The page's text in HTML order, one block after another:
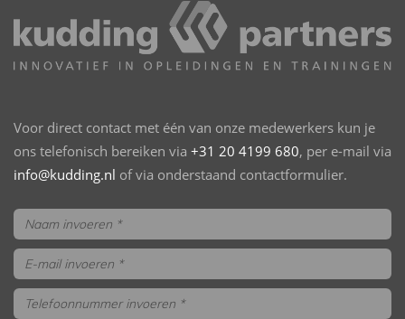
Voor direct contact met één van onze medewerkers kun je
ons telefonisch bereiken via +31 20 4199 680, per e-mail via
info@kudding.nl of via onderstaand contactformulier.